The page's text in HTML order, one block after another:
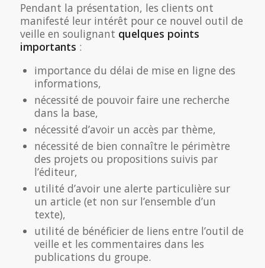
Pendant la présentation, les clients ont
manifesté leur intérêt pour ce nouvel outil de
veille en soulignant quelques points
importants :
importance du délai de mise en ligne des
informations,
nécessité de pouvoir faire une recherche
dans la base,
nécessité d’avoir un accès par thème,
nécessité de bien connaître le périmètre
des projets ou propositions suivis par
l’éditeur,
utilité d’avoir une alerte particulière sur
un article (et non sur l’ensemble d’un
texte),
utilité de bénéficier de liens entre l’outil de
veille et les commentaires dans les
publications du groupe.